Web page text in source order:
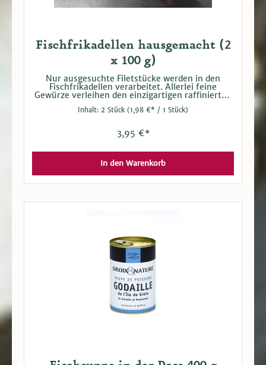
Fischfrikadellen hausgemacht (2
x 100 g)
Nur ausgesuchte Filetstücke werden in den
Fischfrikadellen verarbeitet. Allerlei feine
Gewürze verleihen den einzigartigen raffinierten
Geschmack. Für den klassischen, leckeren
Fischgenuss, kalt und warm ein Genuss.
hergestellt. Inhalt: 2 Stück je ca. 100 g
Inhalt: 2 Stück (1,98 €* / 1 Stück)
3,95 €*
In den Warenkorb